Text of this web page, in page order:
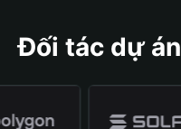
Đối tác dự án